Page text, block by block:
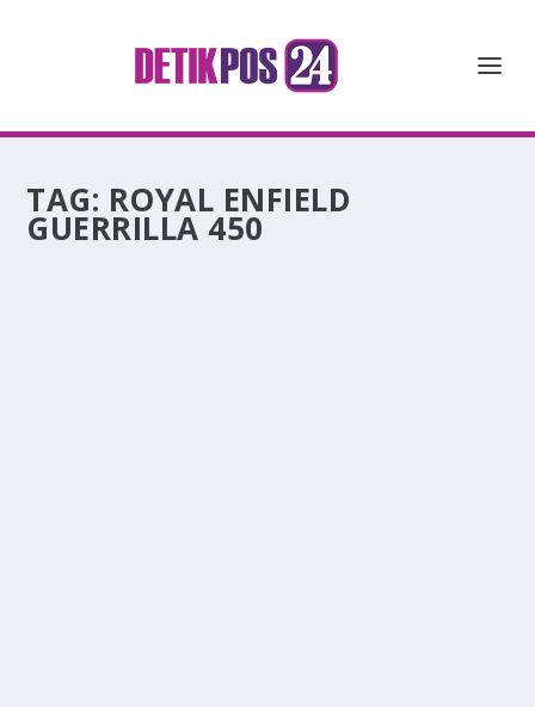
TAG: ROYAL ENFIELD
GUERRILLA 450